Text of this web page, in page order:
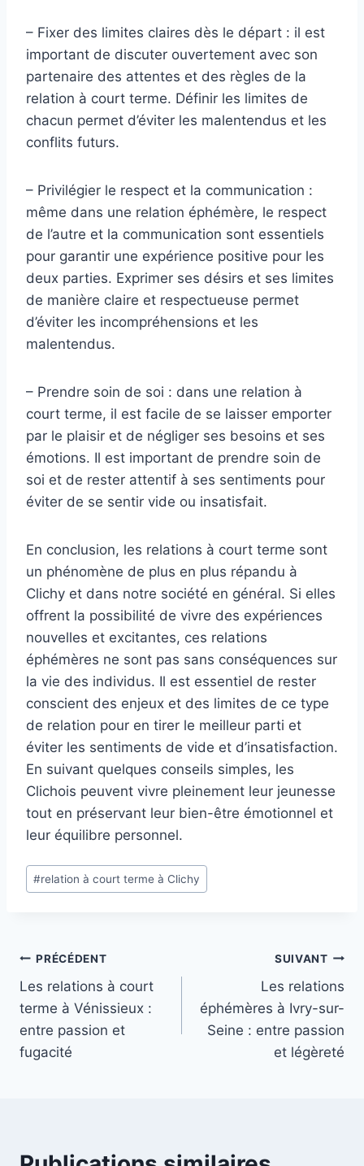
– Fixer des limites claires dès le départ : il est
important de discuter ouvertement avec son
partenaire des attentes et des règles de la
relation à court terme. Définir les limites de
chacun permet d’éviter les malentendus et les
conflits futurs.
– Privilégier le respect et la communication :
même dans une relation éphémère, le respect
de l’autre et la communication sont essentiels
pour garantir une expérience positive pour les
deux parties. Exprimer ses désirs et ses limites
de manière claire et respectueuse permet
d’éviter les incompréhensions et les
malentendus.
– Prendre soin de soi : dans une relation à
court terme, il est facile de se laisser emporter
par le plaisir et de négliger ses besoins et ses
émotions. Il est important de prendre soin de
soi et de rester attentif à ses sentiments pour
éviter de se sentir vide ou insatisfait.
En conclusion, les relations à court terme sont
un phénomène de plus en plus répandu à
Clichy et dans notre société en général. Si elles
offrent la possibilité de vivre des expériences
nouvelles et excitantes, ces relations
éphémères ne sont pas sans conséquences sur
la vie des individus. Il est essentiel de rester
conscient des enjeux et des limites de ce type
de relation pour en tirer le meilleur parti et
éviter les sentiments de vide et d’insatisfaction.
En suivant quelques conseils simples, les
Clichois peuvent vivre pleinement leur jeunesse
tout en préservant leur bien-être émotionnel et
leur équilibre personnel.
Étiquettes
de
#relation à court terme à Clichy
Navigation
de
l’article
PRÉCÉDENT
Les relations à court
terme à Vénissieux :
entre passion et
fugacité
SUIVANT
Les relations
éphémères à Ivry-sur-
Seine : entre passion
et légèreté